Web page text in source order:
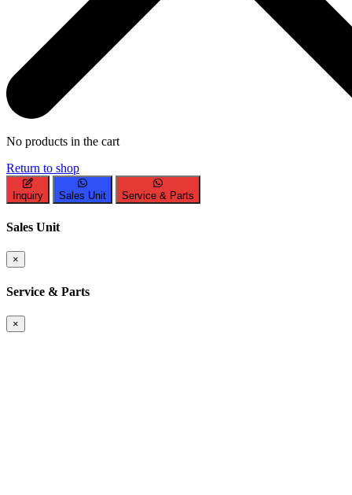
No products in the cart
Return to shop
Inquiry Sales Unit Service & Parts
Sales Unit
×
Service & Parts
×